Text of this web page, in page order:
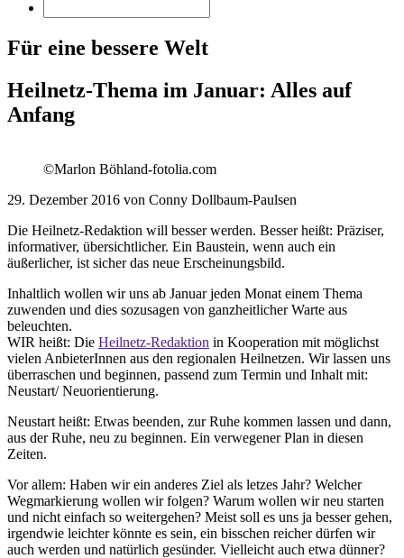
Für eine bessere Welt
Heilnetz-Thema im Januar: Alles auf
Anfang
©Marlon Böhland-fotolia.com
29. Dezember 2016 von Conny Dollbaum-Paulsen
Die Heilnetz-Redaktion will besser werden. Besser heißt: Präziser,
informativer, übersichtlicher. Ein Baustein, wenn auch ein
äußerlicher, ist sicher das neue Erscheinungsbild.
Inhaltlich wollen wir uns ab Januar jeden Monat einem Thema
zuwenden und dies sozusagen von ganzheitlicher Warte aus
beleuchten.
WIR heißt: Die Heilnetz-Redaktion in Kooperation mit möglichst
vielen AnbieterInnen aus den regionalen Heilnetzen. Wir lassen uns
überraschen und beginnen, passend zum Termin und Inhalt mit:
Neustart/ Neuorientierung.
Neustart heißt: Etwas beenden, zur Ruhe kommen lassen und dann,
aus der Ruhe, neu zu beginnen. Ein verwegener Plan in diesen
Zeiten.
Vor allem: Haben wir ein anderes Ziel als letzes Jahr? Welcher
Wegmarkierung wollen wir folgen? Warum wollen wir neu starten
und nicht einfach so weitergehen? Meist soll es uns ja besser gehen,
irgendwie leichter könnte es sein, ein bisschen reicher dürfen wir
auch werden und natürlich gesünder. Vielleicht auch etwa dünner?